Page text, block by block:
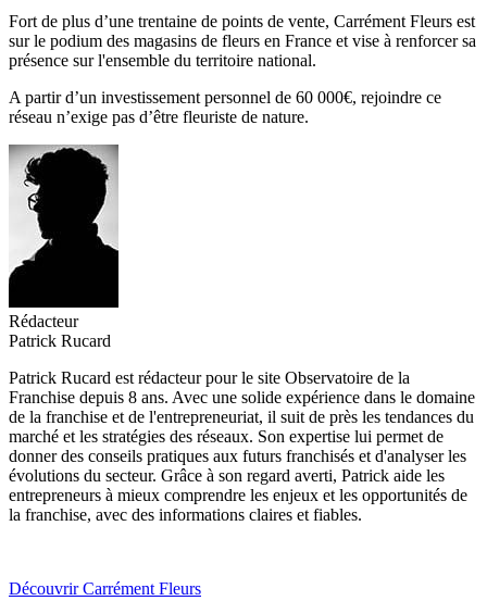
Fort de plus d’une trentaine de points de vente, Carrément Fleurs​ est
sur le podium des magasins de fleurs en France et vise à renforcer sa
présence sur l'ensemble du territoire national.
A partir d’un investissement personnel de 60 000€, rejoindre ce
réseau n’exige pas d’être fleuriste de nature.
Rédacteur
Patrick Rucard
Patrick Rucard est rédacteur pour le site Observatoire de la
Franchise depuis 8 ans. Avec une solide expérience dans le domaine
de la franchise et de l'entrepreneuriat, il suit de près les tendances du
marché et les stratégies des réseaux. Son expertise lui permet de
donner des conseils pratiques aux futurs franchisés et d'analyser les
évolutions du secteur. Grâce à son regard averti, Patrick aide les
entrepreneurs à mieux comprendre les enjeux et les opportunités de
la franchise, avec des informations claires et fiables.
Découvrir Carrément Fleurs